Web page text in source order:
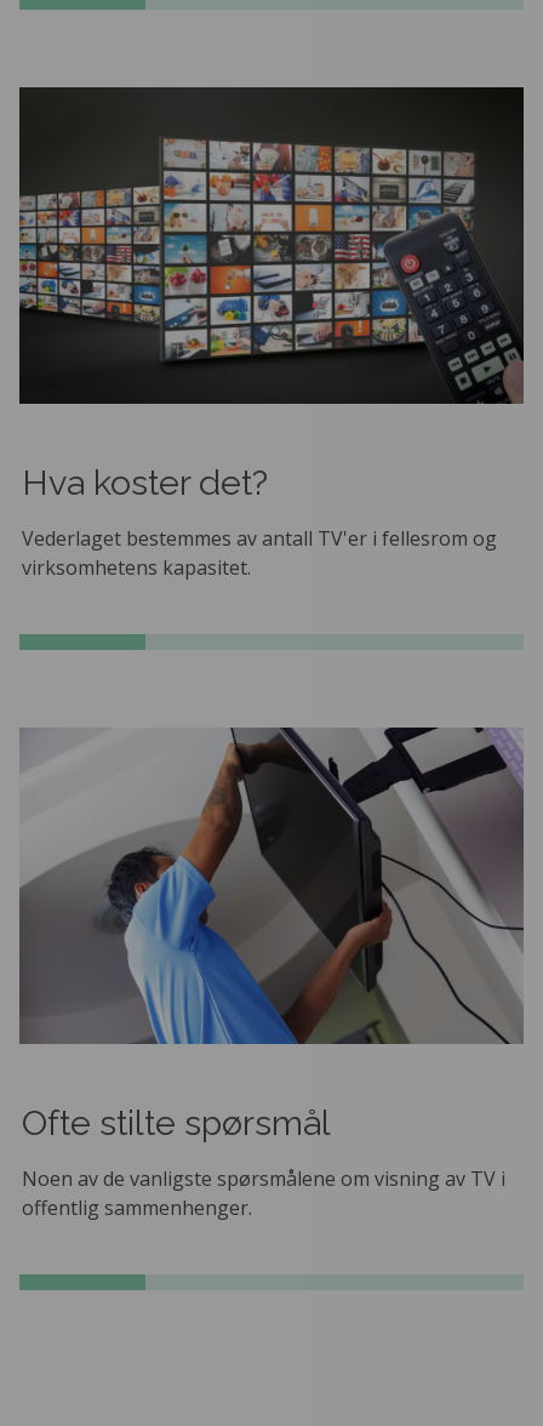
Hva koster det?
Vederlaget bestemmes av antall TV'er i fellesrom og
virksomhetens kapasitet.
Ofte stilte spørsmål
Noen av de vanligste spørsmålene om visning av TV i
offentlig sammenhenger.